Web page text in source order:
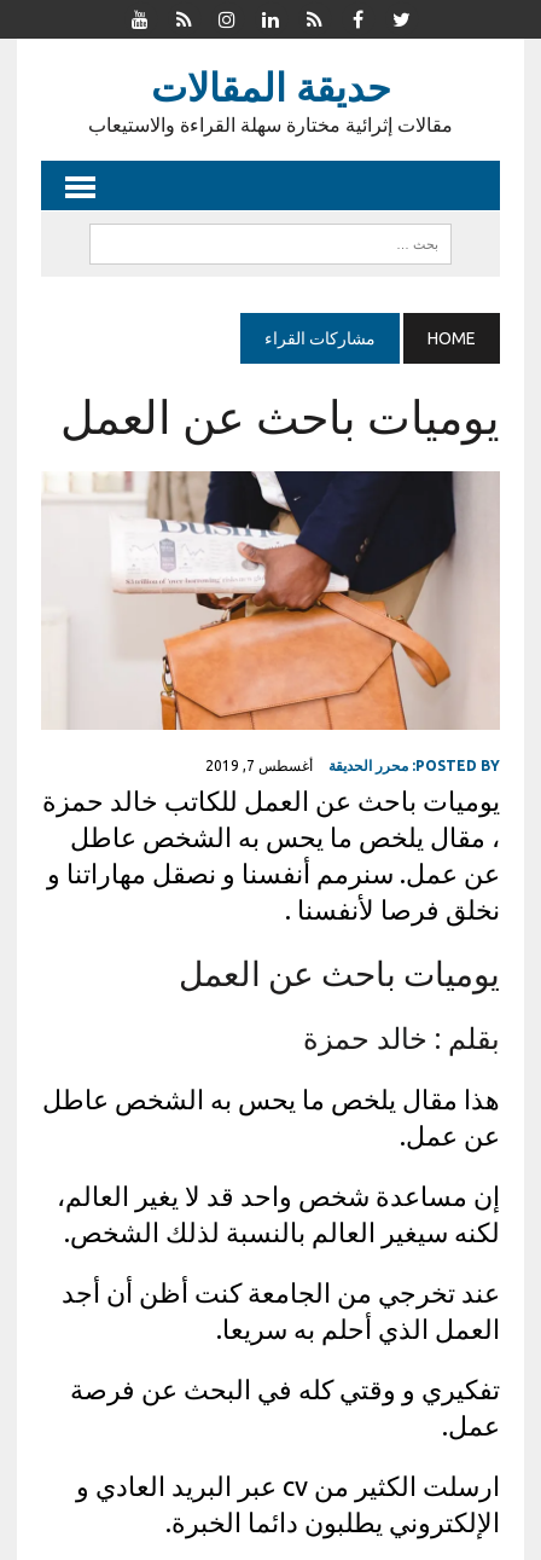
حديقة المقالات
مقالات إثرائية مختارة سهلة القراءة والاستيعاب
HOME مشاركات القراء
يوميات باحث عن العمل
POSTED BY: محرر الحديقة أغسطس 7, 2019
يوميات باحث عن العمل للكاتب خالد حمزة
، مقال يلخص ما يحس به الشخص عاطل
عن عمل. سنرمم أنفسنا و نصقل مهاراتنا و
نخلق فرصا لأنفسنا .
يوميات باحث عن العمل
بقلم : خالد حمزة
هذا مقال يلخص ما يحس به الشخص عاطل
عن عمل.
إن مساعدة شخص واحد قد لا يغير العالم،
لكنه سيغير العالم بالنسبة لذلك الشخص.
عند تخرجي من الجامعة كنت أظن أن أجد
العمل الذي أحلم به سريعا.
تفكيري و وقتي كله في البحث عن فرصة
عمل.
ارسلت الكثير من cv عبر البريد العادي و
الإلكتروني يطلبون دائما الخبرة.